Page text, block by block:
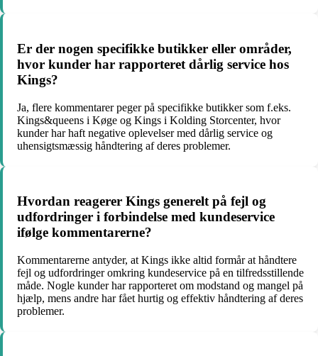
Er der nogen specifikke butikker eller områder,
hvor kunder har rapporteret dårlig service hos
Kings?
Ja, flere kommentarer peger på specifikke butikker som f.eks.
Kings&queens i Køge og Kings i Kolding Storcenter, hvor
kunder har haft negative oplevelser med dårlig service og
uhensigtsmæssig håndtering af deres problemer.
Hvordan reagerer Kings generelt på fejl og
udfordringer i forbindelse med kundeservice
ifølge kommentarerne?
Kommentarerne antyder, at Kings ikke altid formår at håndtere
fejl og udfordringer omkring kundeservice på en tilfredsstillende
måde. Nogle kunder har rapporteret om modstand og mangel på
hjælp, mens andre har fået hurtig og effektiv håndtering af deres
problemer.